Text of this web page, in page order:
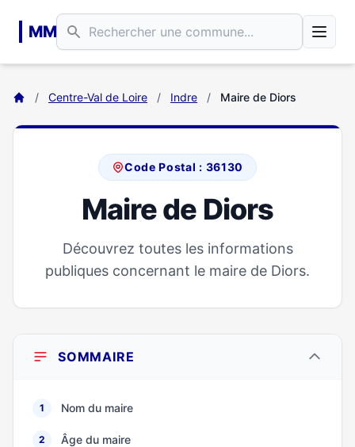
MM
/ Centre-Val de Loire / Indre / Maire de Diors
Code Postal : 36130
Maire de Diors
Découvrez toutes les informations
publiques concernant le maire de Diors.
SOMMAIRE
1 Nom du maire
2 Âge du maire